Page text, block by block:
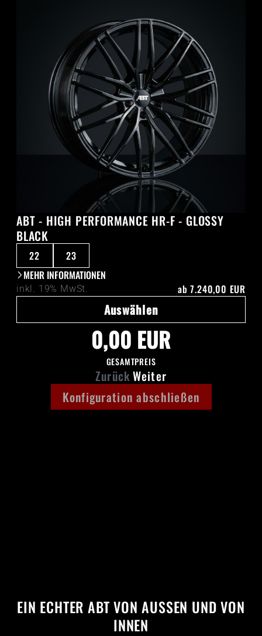
ABT - HIGH PERFORMANCE HR-F - GLOSSY
BLACK
22
23
MEHR INFORMATIONEN
inkl. 19% MwSt. ab7.240,00 EUR
Auswählen
0,00 EUR
GESAMTPREIS
Zurück Weiter
Konfiguration abschließen
EIN ECHTER ABT VON AUSSEN UND VON I
NNEN